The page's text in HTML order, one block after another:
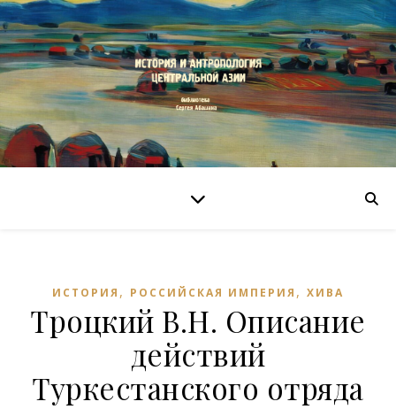
ИСТОРИЯ , РОССИЙСКАЯ ИМПЕРИЯ , ХИВА
Троцкий В.Н. Описание
действий
Туркестанского отряда